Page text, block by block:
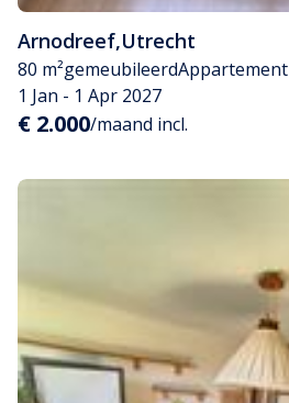
Arnodreef,Utrecht
80 m²gemeubileerdAppartement
1 Jan - 1 Apr 2027
€ 2.000/maand incl.